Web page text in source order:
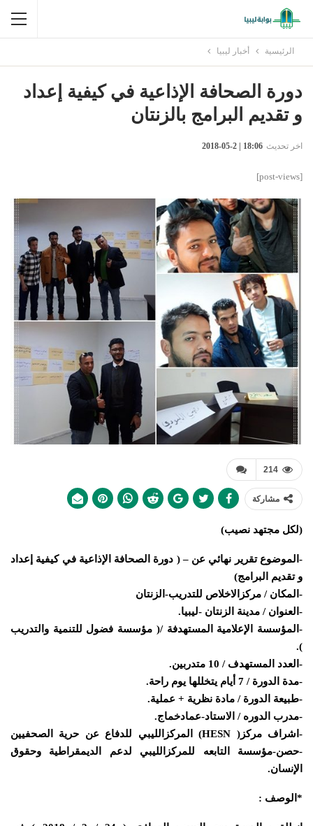
الرئيسية أخبار ليبيا
دورة الصحافة الإذاعية في كيفية إعداد
و تقديم البرامج بالزنتان
اخر تحديث 18:06 | 2-05-2018
[post-views]
214
مشاركة
(لكل مجتهد نصيب)
-الموضوع تقرير نهائي عن – ( دورة الصحافة الإذاعية في كيفية إعداد
و تقديم البرامج)
-المكان / مركزالاخلاص للتدريب-الزنتان
-العنوان / مدينة الزنتان -ليبيا.
-المؤسسة الإعلامية المستهدفة /( مؤسسة فضول للتنمية والتدريب
).
-العدد المستهدف / 10 متدربين.
-مدة الدورة / 7 أيام يتخللها يوم راحة.
-طبيعة الدورة / مادة نظرية + عملية.
-مدرب الدوره / الاستاد-عمادخماج.
-اشراف مركز( HESN) المركزالليبي للدفاع عن حرية الصحفيين
-حصن-مؤسسة التابعه للمركزالليبي لدعم الديمقراطية وحقوق
الإنسان.
*الوصف :